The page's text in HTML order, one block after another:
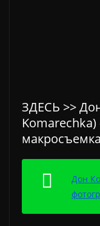
ЗДЕСЬ >>
макросъемка
Дон